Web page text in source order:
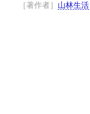
［著作者］ 山林生活